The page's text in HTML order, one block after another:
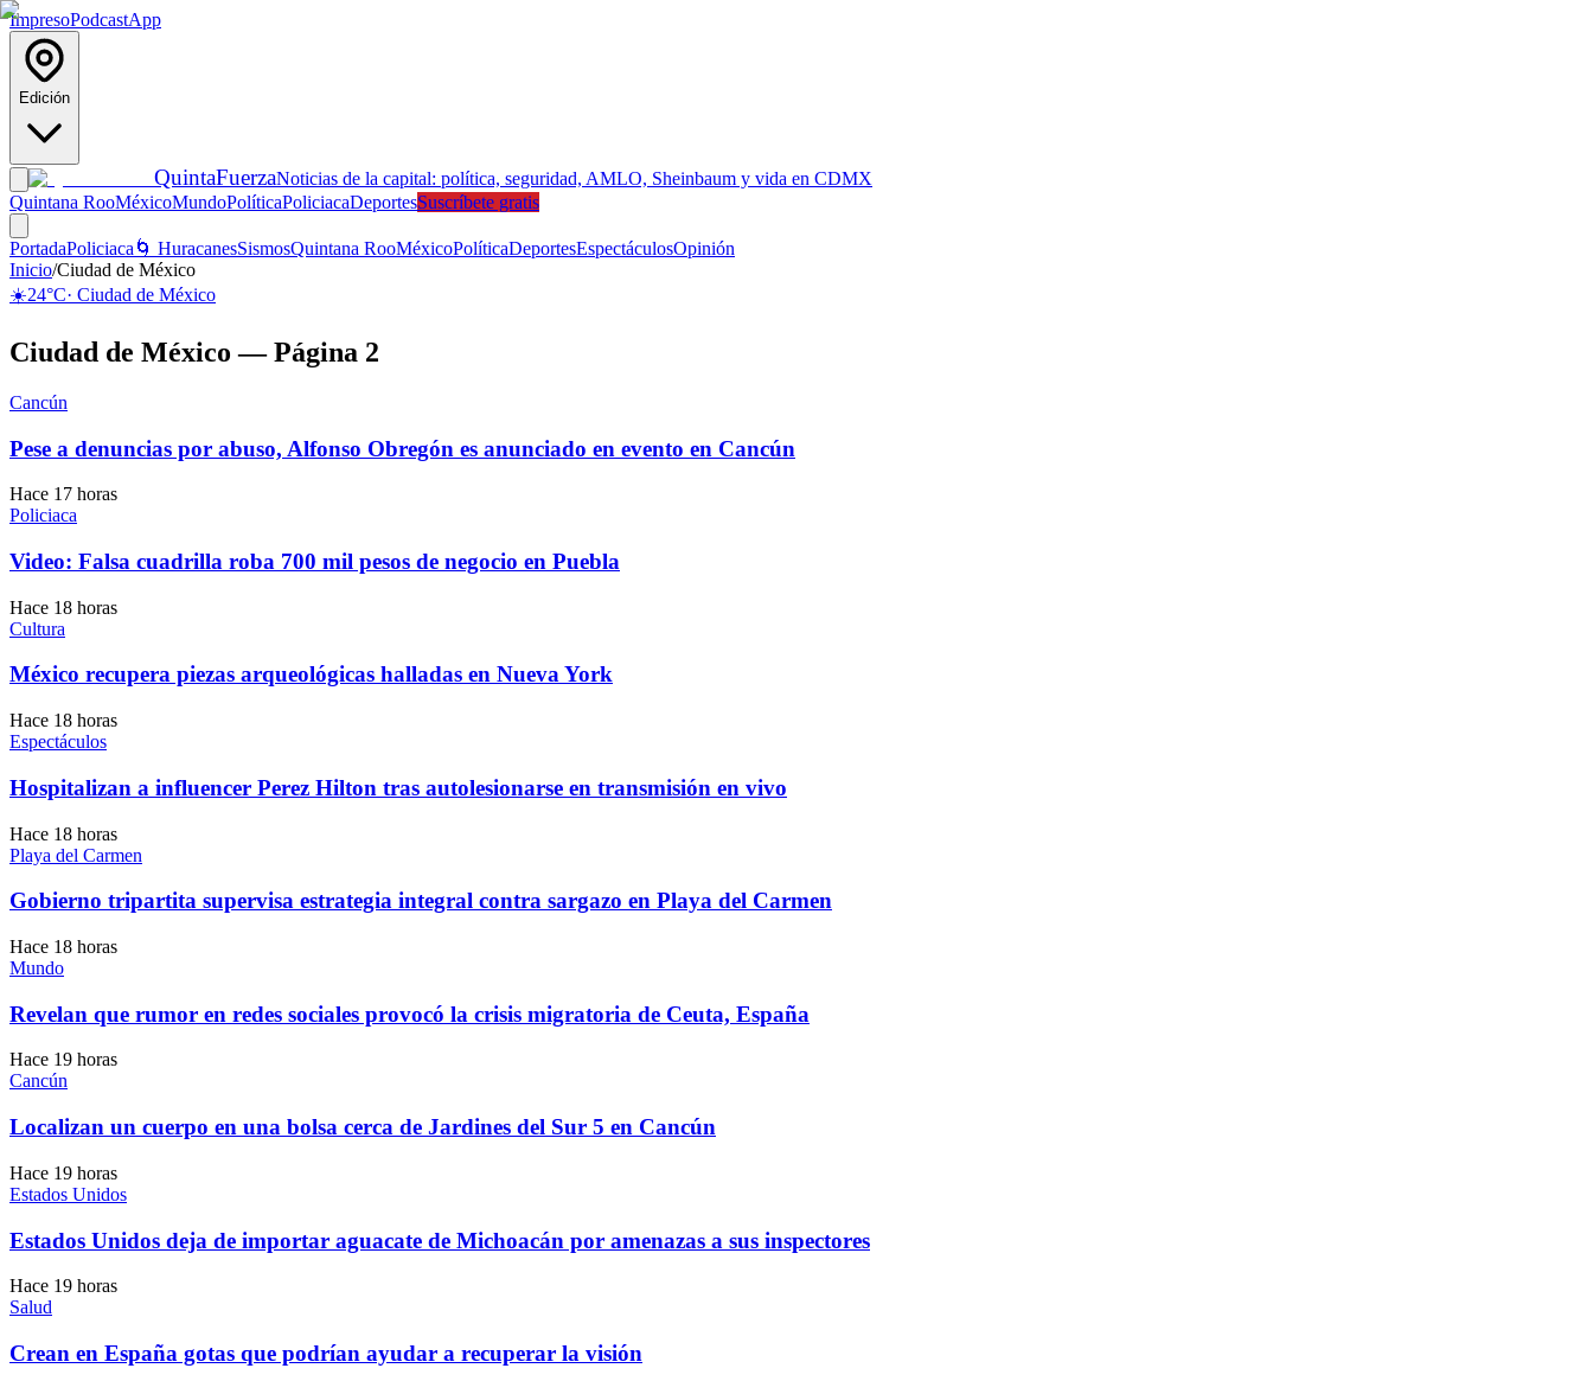
ImpresoPodcastApp
Edición
QuintaFuerzaNoticias de la capital: política, seguridad, AMLO, Sheinbaum y vida en CDMX
Quintana RooMéxicoMundoPolíticaPoliciacaDeportesSuscríbete gratis
PortadaPoliciaca 🌀 HuracanesSismosQuintana RooMéxicoPolíticaDeportesEspectáculosOpinión
Inicio/Ciudad de México
☀️24°C· Ciudad de México
Ciudad de México — Página 2
Cancún
Pese a denuncias por abuso, Alfonso Obregón es anunciado en evento en Cancún
Hace 17 horas
Policiaca
Video: Falsa cuadrilla roba 700 mil pesos de negocio en Puebla
Hace 18 horas
Cultura
México recupera piezas arqueológicas halladas en Nueva York
Hace 18 horas
Espectáculos
Hospitalizan a influencer Perez Hilton tras autolesionarse en transmisión en vivo
Hace 18 horas
Playa del Carmen
Gobierno tripartita supervisa estrategia integral contra sargazo en Playa del Carmen
Hace 18 horas
Mundo
Revelan que rumor en redes sociales provocó la crisis migratoria de Ceuta, España
Hace 19 horas
Cancún
Localizan un cuerpo en una bolsa cerca de Jardines del Sur 5 en Cancún
Hace 19 horas
Estados Unidos
Estados Unidos deja de importar aguacate de Michoacán por amenazas a sus inspectores
Hace 19 horas
Salud
Crean en España gotas que podrían ayudar a recuperar la visión